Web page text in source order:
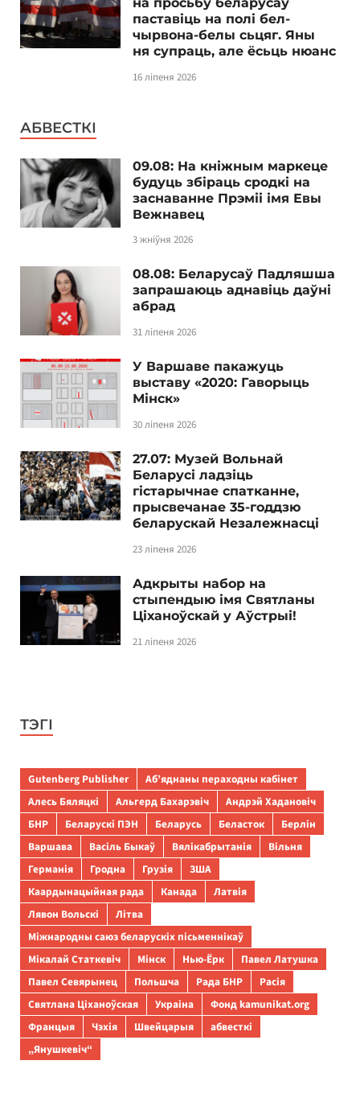
паставіць на полі бел-
чырвона-белы сьцяг. Яны
ня супраць, але ёсьць нюанс
16 ліпеня 2026
АБВЕСТКІ
09.08: На кніжным маркеце
будуць збіраць сродкі на
заснаванне Прэміі імя Евы
Вежнавец
3 жніўня 2026
08.08: Беларусаў Падляшша
запрашаюць аднавіць даўні
абрад
31 ліпеня 2026
У Варшаве пакажуць
выставу «2020: Гаворыць
Мінск»
30 ліпеня 2026
27.07: Музей Вольнай
Беларусі ладзіць
гістарычнае спатканне,
прысвечанае 35-годдзю
беларускай Незалежнасці
23 ліпеня 2026
Адкрыты набор на
стыпендыю імя Святланы
Ціханоўскай у Аўстрыі!
21 ліпеня 2026
ТЭГІ
Gutenberg Publisher
Аб’яднаны пераходны кабінет
Алесь Бяляцкі
Альгерд Бахарэвіч
Андрэй Хадановіч
БНР
Беларускі ПЭН Беларусь Беласток
Берлін
Варшава
Васіль Быкаў Вялікабрытанія
Вільня
Германія
Гродна Грузія
ЗША
Каардынацыйная рада
Канада
Латвія
Лявон Вольскі
Літва
Міжнародны саюз беларускіх пісьменнікаў
Мікалай Статкевіч
Мінск Нью-Ёрк
Павел Латушка
Павел Севярынец
Польшча Рада БНР
Расія
Святлана Ціханоўская
Украіна
Фонд kamunikat.org
Францыя
Чэхія Швейцарыя
абвесткі
„Янушкевіч“